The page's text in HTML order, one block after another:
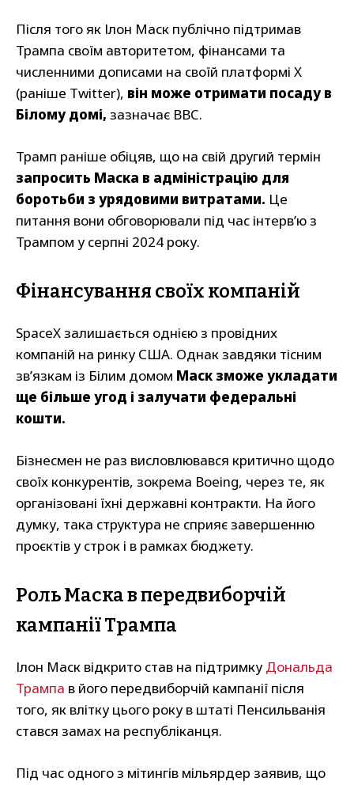
Після того як Ілон Маск публічно підтримав
Трампа своїм авторитетом, фінансами та
численними дописами на своїй платформі X
(раніше Twitter), він може отримати посаду в
Білому домі, зазначає BBC.
Трамп раніше обіцяв, що на свій другий термін
запросить Маска в адміністрацію для
боротьби з урядовими витратами. Це
питання вони обговорювали під час інтерв’ю з
Трампом у серпні 2024 року.
Фінансування своїх компаній
SpaceX залишається однією з провідних
компаній на ринку США. Однак завдяки тісним
зв’язкам із Білим домом Маск зможе укладати
ще більше угод і залучати федеральні
кошти.
Бізнесмен не раз висловлювався критично щодо
своїх конкурентів, зокрема Boeing, через те, як
організовані їхні державні контракти. На його
думку, така структура не сприяє завершенню
проєктів у строк і в рамках бюджету.
Роль Маска в передвиборчій
кампанії Трампа
Ілон Маск відкрито став на підтримку Дональда
Трампа в його передвиборчій кампанії після
того, як влітку цього року в штаті Пенсильванія
стався замах на республіканця.
Під час одного з мітингів мільярдер заявив, що